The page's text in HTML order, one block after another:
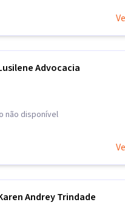
Advocacia
não disponível
Andrey Trindade